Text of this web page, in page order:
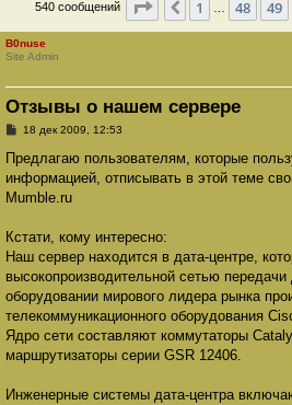
540 сообщений Страница 50из 54
Пред.
1 48 49
B0nuse
Site Admin
Отзывы о нашем сервере
С
о
щ
е
е
18 дек 2009, 12:53
Предлагаю пользователям, которые
информацией, отписывать в этой теме
Mumble.ru
Кстати, кому интересно:
Наш сервер находится в дата-центре,
высокопроизводительной сетью
оборудовании мирового лидера рынка
телекоммуникационного оборудования
Ядро сети составляют коммутаторы
маршрутизаторы серии GSR 12406.
Инженерные системы дата-центра